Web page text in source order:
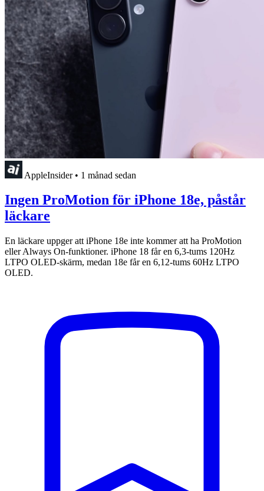
AppleInsider • 1 månad sedan
Ingen ProMotion för iPhone 18e, påstår
läckare
En läckare uppger att iPhone 18e inte kommer att ha ProMotion
eller Always On-funktioner. iPhone 18 får en 6,3-tums 120Hz
LTPO OLED-skärm, medan 18e får en 6,12-tums 60Hz LTPO
OLED.